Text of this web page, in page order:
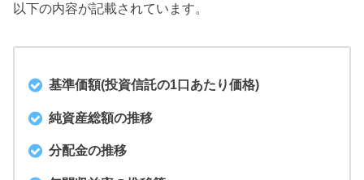
以下の内容が記載されています。
基準価額(投資信託の1口あたり価格)
純資産総額の推移
分配金の推移